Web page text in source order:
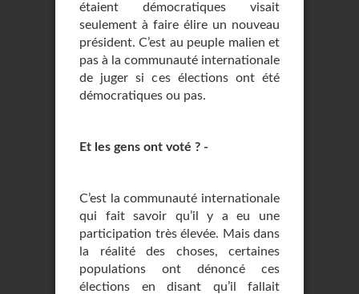
étaient démocratiques visait
seulement à faire élire un nouveau
président. C’est au peuple malien et
pas à la communauté internationale
de juger si ces élections ont été
démocratiques ou pas.
Et les gens ont voté ? -
C’est la communauté internationale
qui fait savoir qu’il y a eu une
participation très élevée. Mais dans
la réalité des choses, certaines
populations ont dénoncé ces
élections en disant qu’il fallait